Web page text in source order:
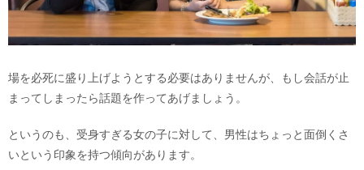
場を必死に盛り上げようとする必要はありませんが、もし会話が止
まってしまったら話題を作ってあげましょう。
というのも、受身すぎる女の子に対して、男性はちょっと面倒くさ
いという印象を持つ傾向があります。